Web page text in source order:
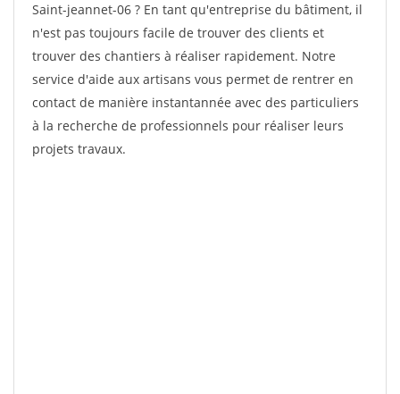
Saint-jeannet-06 ? En tant qu'entreprise du bâtiment, il
n'est pas toujours facile de trouver des clients et
trouver des chantiers à réaliser rapidement. Notre
service d'aide aux artisans vous permet de rentrer en
contact de manière instantannée avec des particuliers
à la recherche de professionnels pour réaliser leurs
projets travaux.